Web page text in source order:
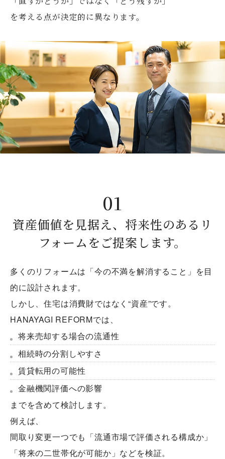
を考える点が決定的に異なります。
資産価値を見据え、 将来性のある リ
フォームをご提案します。
多くのリフォームは「今の不満を解消すること」を目
的に設計されます。
しかし、住宅は消費財ではなく“資産”です。
HANAYAGI REFORMでは、
将来売却する場合の流通性
相続時の分割しやすさ
賃貸転用の可能性
金融機関評価への影響
までを含めて検討します。
例えば、
間取り変更一つでも「流通市場で評価される構成か」
「将来の二世帯化が可能か」などを検証。